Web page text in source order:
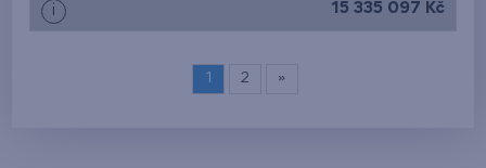
i 15 335 097 Kč
1 2 »